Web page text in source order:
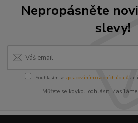
Nepropásněte
slevy!
Souhlasím se zpracováním osobních údajůza
Můžete se kdykoli odhlásit.